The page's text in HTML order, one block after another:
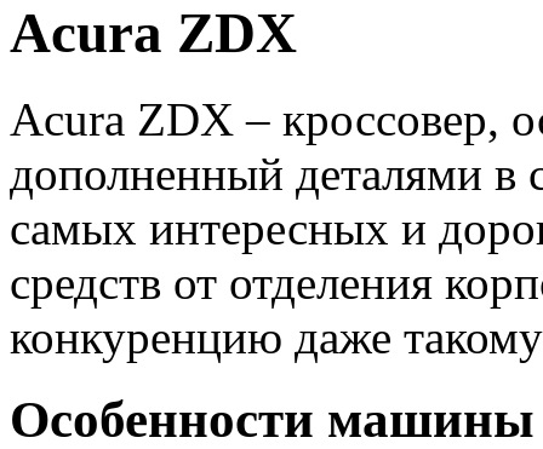
Acura ZDX
Acura ZDX – кроссовер,
дополненный деталями в
самых интересных и
средств от отделения
конкуренцию даже
Особенности